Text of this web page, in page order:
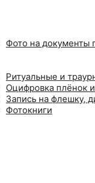
Фото на документы
Ритуальные и
Оцифровка плёнок
Запись на флешку,
Фотокниги